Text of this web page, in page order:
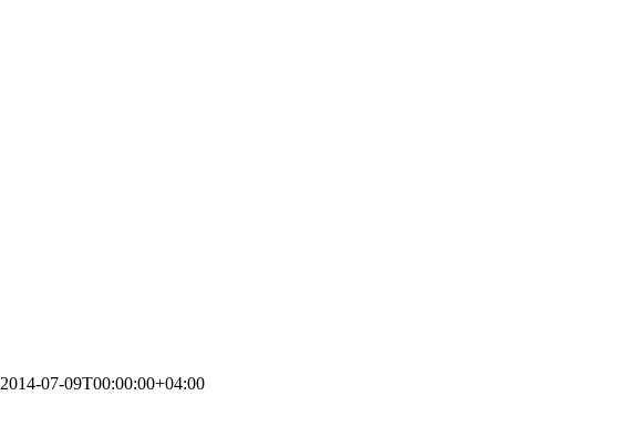
2014-07-09T00:00:00+04:00